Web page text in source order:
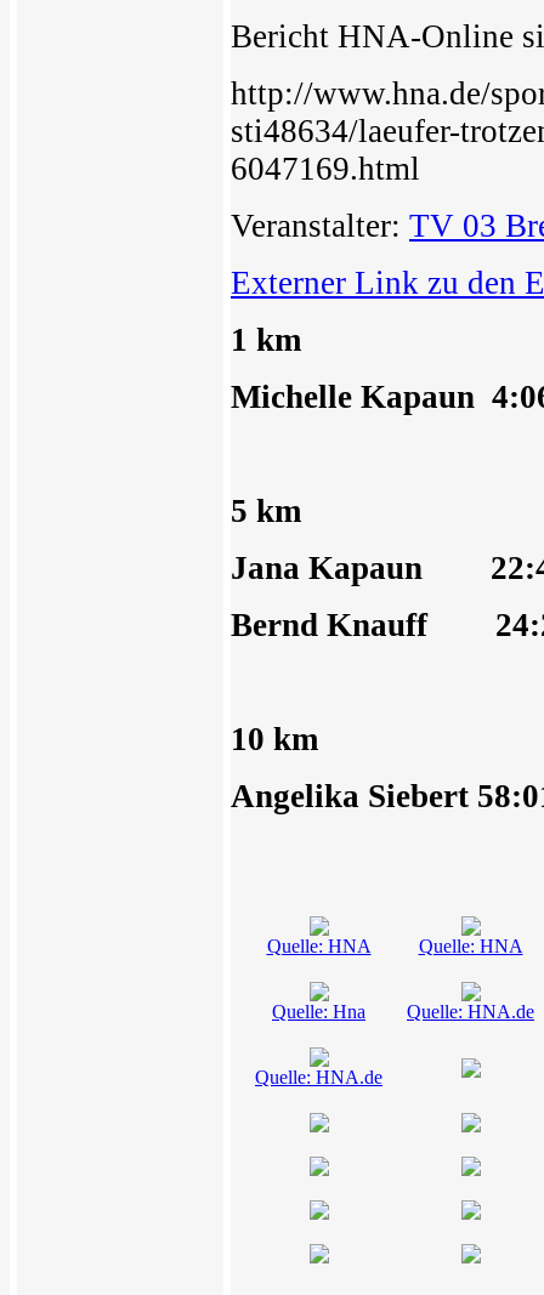
Bericht HNA-Online
http://www.hna.de/
sti48634/laeufer-
6047169.html
Veranstalter: TV 03
Externer Link zu den
1 km
Michelle Kapaun
5 km
Jana Kapaun
Bernd Knauff
10 km
Angelika Siebert
Quelle: HNA Quelle: HNA
Quelle: Hna Quelle: HNA.de
Quelle: HNA.de